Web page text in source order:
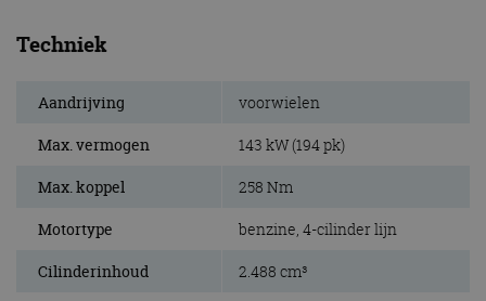
Techniek
Aandrijving voorwielen
Max. vermogen 143 kW (194 pk)
Max. koppel 258 Nm
Motortype benzine, 4-cilinder lijn
Cilinderinhoud 2.488 cm³